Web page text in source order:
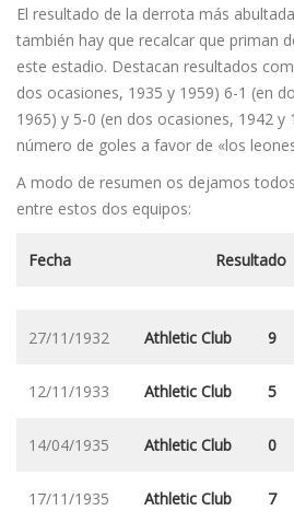
El resultado de la derrota más
también hay que recalcar que priman
este estadio. Destacan resultados
dos ocasiones, 1935 y 1959) 6-1 (en
1965) y 5-0 (en dos ocasiones, 1942 y
número de goles a favor de «los
A modo de resumen os dejamos
entre estos dos equipos:
Fecha Resultado
27/11/1932 Athletic Club 9
12/11/1933 Athletic Club 5
14/04/1935 Athletic Club 0
17/11/1935 Athletic Club 7